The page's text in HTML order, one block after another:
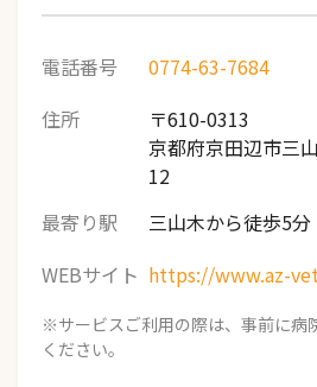
電話番号
0774-63-7684
住所
〒610-0313
京都府京田辺市三
12
最寄り駅
三山木から徒歩5分
WEBサイト https://www.az-
※サービスご利用の際は、事前に病
ください。